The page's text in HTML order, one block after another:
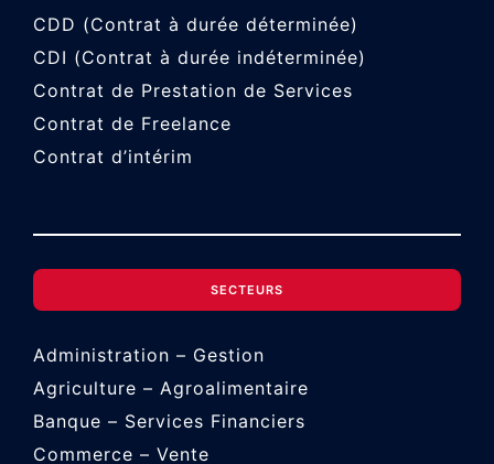
CDD (Contrat à durée déterminée)
CDI (Contrat à durée indéterminée)
Contrat de Prestation de Services
Contrat de Freelance
Contrat d’intérim
SECTEURS
Administration – Gestion
Agriculture – Agroalimentaire
Banque – Services Financiers
Commerce – Vente